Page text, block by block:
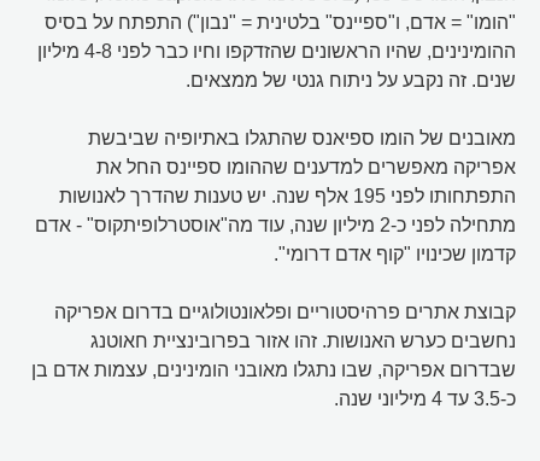
"הומו" = אדם, ו"ספיינס" בלטינית = "נבון") התפתח על בסיס
ההומינינים, שהיו הראשונים שהזדקפו וחיו כבר לפני 4-8 מיליון
שנים. זה נקבע על ניתוח גנטי של ממצאים.
מאובנים של הומו ספיאנס שהתגלו באתיופיה שביבשת
אפריקה מאפשרים למדענים שההומו ספיינס החל את
התפתחותו לפני 195 אלף שנה. יש טענות שהדרך לאנושות
מתחילה לפני כ-2 מיליון שנה, עוד מה"אוסטרלופיתקוס" - אדם
קדמון שכינויו "קוף אדם דרומי".
קבוצת אתרים פרהיסטוריים ופלאונטולוגיים בדרום אפריקה
נחשבים כערש האנושות. זהו אזור בפרובינציית חאוטנג
שבדרום אפריקה, שבו נתגלו מאובני הומינינים, עצמות אדם בן
כ-3.5 עד 4 מיליוני שנה.